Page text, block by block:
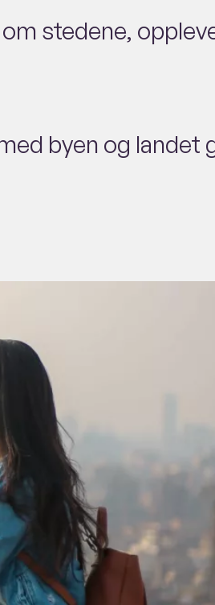
stedene,
byen og landet